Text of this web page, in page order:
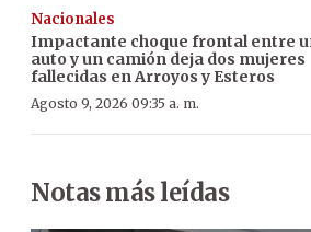
Nacionales
Impactante choque frontal entre
auto y un camión deja dos mujeres
fallecidas en Arroyos y Esteros
Agosto 9, 2026 09:35 a. m.
Notas más leídas